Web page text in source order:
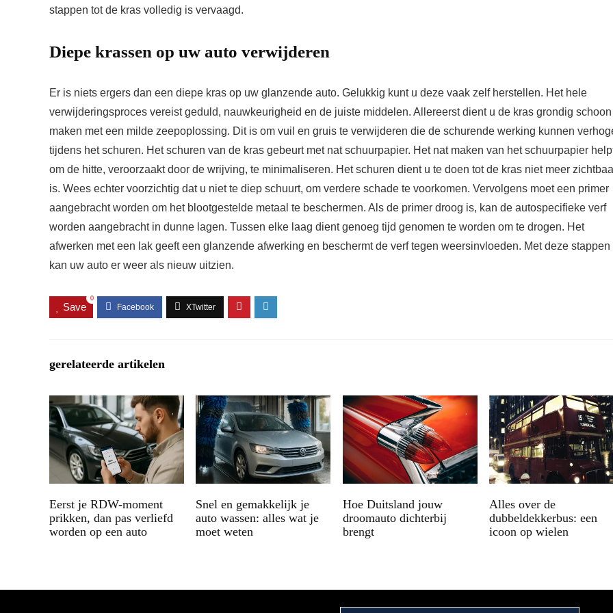
stappen tot de kras volledig is vervaagd.
Diepe krassen op uw auto verwijderen
Er is niets ergers dan een diepe kras op uw glanzende auto. Gelukkig kunt u deze vaak zelf herstellen. Het hele
verwijderingsproces vereist geduld, nauwkeurigheid en de juiste middelen. Allereerst dient u de kras grondig
maken met een milde zeepoplossing. Dit is om vuil en gruis te verwijderen die de schurende werking kunnen
tijdens het schuren. Het schuren van de kras gebeurt met nat schuurpapier. Het nat maken van het schuurpapier
om de hitte, veroorzaakt door de wrijving, te minimaliseren. Het schuren dient u te doen tot de kras niet meer
is. Wees echter voorzichtig dat u niet te diep schuurt, om verdere schade te voorkomen. Vervolgens moet een primer
aangebracht worden om het blootgestelde metaal te beschermen. Als de primer droog is, kan de autospecifieke verf
worden aangebracht in dunne lagen. Tussen elke laag dient genoeg tijd genomen te worden om te drogen. Het
afwerken met een lak geeft een glanzende afwerking en beschermt de verf tegen weersinvloeden. Met deze stappen
kan uw auto er weer als nieuw uitzien.
Save
0
gerelateerde artikelen
Eerst je RDW-moment
prikken, dan pas verliefd
worden op een auto
Snel en gemakkelijk je
auto wassen: alles wat je
moet weten
Hoe Duitsland jouw
droomauto dichterbij
brengt
Alles over de
dubbeldekkerbus: een
icoon op wielen